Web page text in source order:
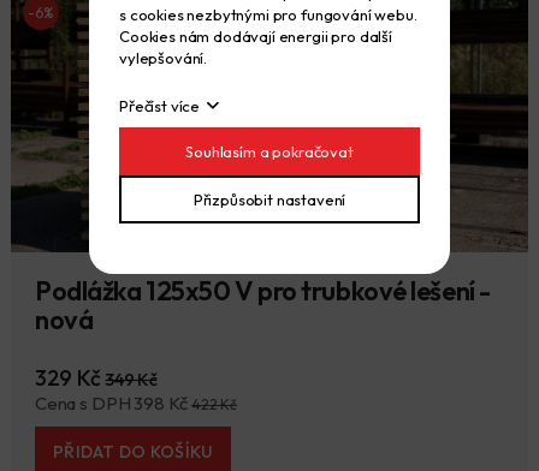
-6%
Podlážka 125x50 V pro trubkové lešení -
nová
329 Kč349 Kč
Cena s DPH 398 Kč422 Kč
PŘIDAT DO KOŠÍKU
s cookies nezbytnými pro fungování webu.
Cookies nám dodávají energii pro další
vylepšování.
Přečíst více
Souhlasím a pokračovat
Přizpůsobit nastavení